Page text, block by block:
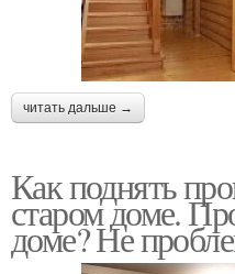
читать дальше →
Как поднять
старом доме.
доме? Не